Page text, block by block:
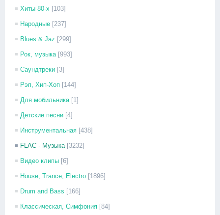
Хиты 80-х [103]
Народные [237]
Blues & Jaz [299]
Рок, музыка [993]
Саундтреки [3]
Рэп, Хип-Хоп [144]
Для мобильника [1]
Детские песни [4]
Инструментальная [438]
FLAC - Музыка [3232]
Видео клипы [6]
House, Trance, Electro [1896]
Drum and Bass [166]
Классическая, Симфония [84]